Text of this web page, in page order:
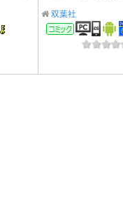
双葉社
コミック